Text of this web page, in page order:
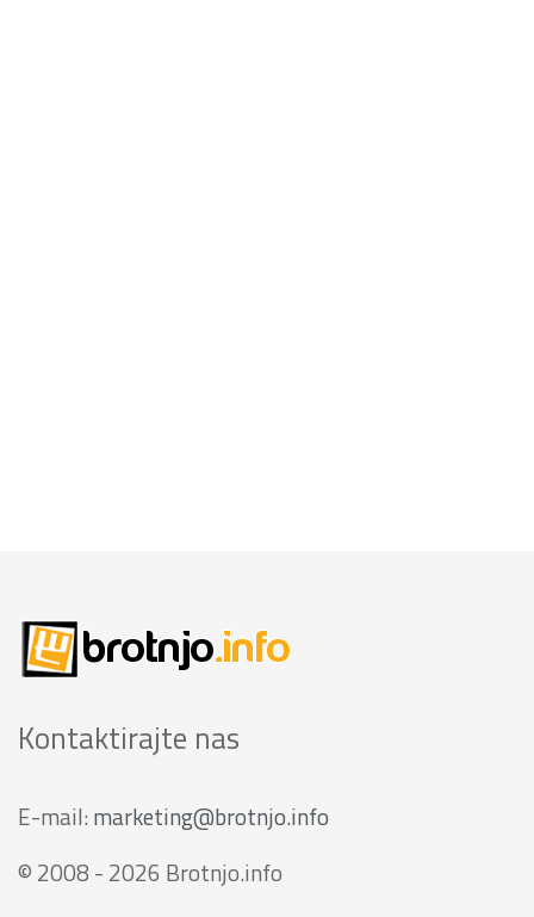
Kontaktirajte nas
E-mail: marketing@brotnjo.info
© 2008 - 2026 Brotnjo.info